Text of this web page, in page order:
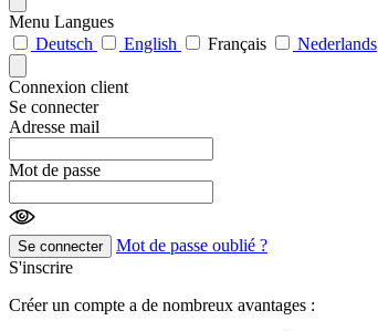
Menu Langues
Deutsch
English Français Nederlands
Connexion client
Se connecter
Adresse mail
Mot de passe
Se connecter
Mot de passe oublié ?
S'inscrire
Créer un compte a de nombreux avantages :